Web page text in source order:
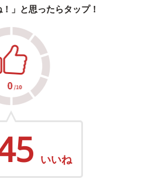
」と思ったらタップ！
いいね